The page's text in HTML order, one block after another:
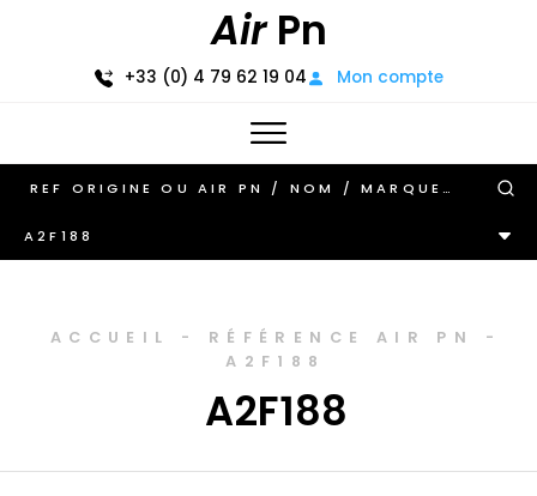
AirPn
+33 (0) 4 79 62 19 04 Mon compte
A2F188
ACCUEIL - RÉFÉRENCE AIR PN
-
A2F188
A2F188